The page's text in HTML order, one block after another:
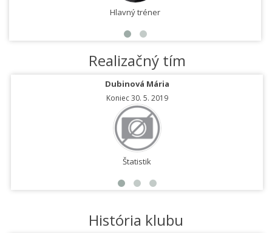
Hlavný tréner
Realizačný tím
Dubinová Mária
Koniec 30. 5. 2019
Štatistik
História klubu